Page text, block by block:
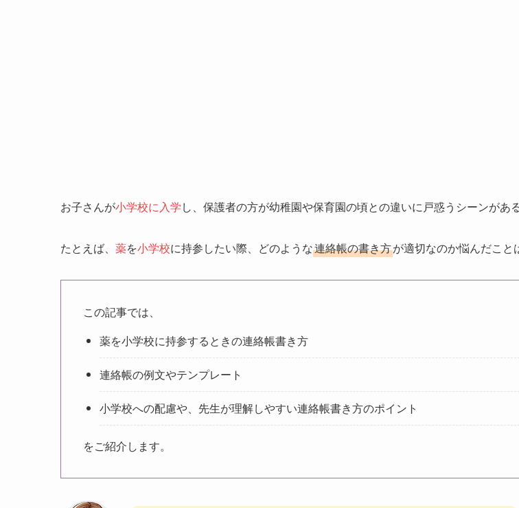
お子さんが小学校に入学し、保護者の方が幼稚園や保育園の頃との違いに戸惑うシーンがあ
たとえば、 薬を小学校に持参したい際、どのような連絡帳の書き方が適切なのか悩んだこと
この記事では、
薬を小学校に持参するときの連絡帳書き方
連絡帳の例文やテンプレート
小学校への配慮や、先生が理解しやすい連絡帳書き方のポイント
をご紹介します。